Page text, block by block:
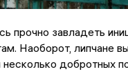
прочно завладеть
Наоборот, липчане
добротных